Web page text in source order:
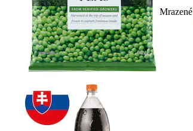
Mrazené